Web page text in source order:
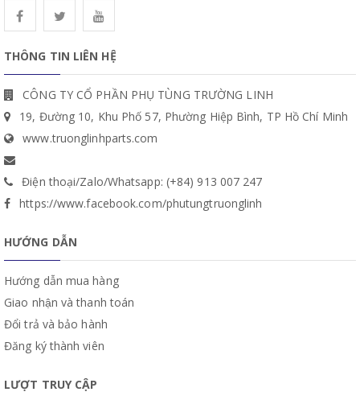
THÔNG TIN LIÊN HỆ
CÔNG TY CỔ PHẦN PHỤ TÙNG TRƯỜNG LINH
19, Đường 10, Khu Phố 57, Phường Hiệp Bình, TP Hồ Chí Minh
www.truonglinhparts.com
Điện thoại/Zalo/Whatsapp: (+84) 913 007 247
https://www.facebook.com/phutungtruonglinh
HƯỚNG DẪN
Hướng dẫn mua hàng
Giao nhận và thanh toán
Đổi trả và bảo hành
Đăng ký thành viên
LƯỢT TRUY CẬP